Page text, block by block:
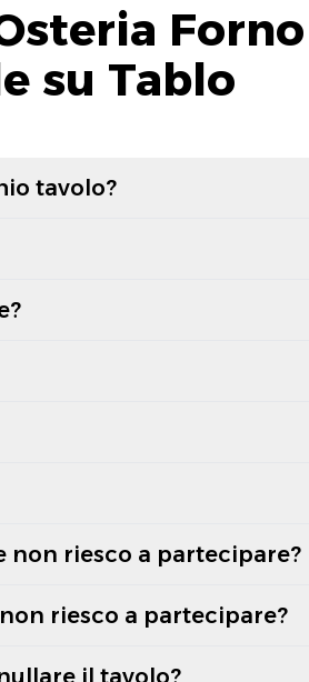
Forno
su Tablo
tavolo?
non riesco a partecipare?
riesco a partecipare?
il tavolo?